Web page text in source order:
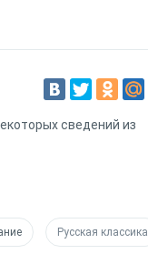
сведений из
Русская классика